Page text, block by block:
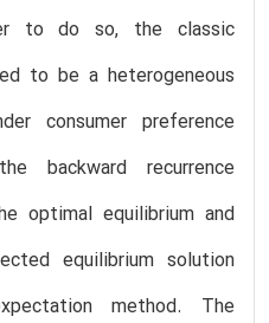
to do so, the classic
to be a heterogeneous
consumer preference
backward recurrence
optimal equilibrium and
equilibrium solution
method. The